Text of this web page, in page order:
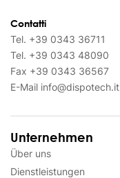
Contatti
Tel. +39 0343 36711
Tel. +39 0343 48090
Fax +39 0343 36567
E-Mail info@dispotech.it
Unternehmen
Über uns
Dienstleistungen